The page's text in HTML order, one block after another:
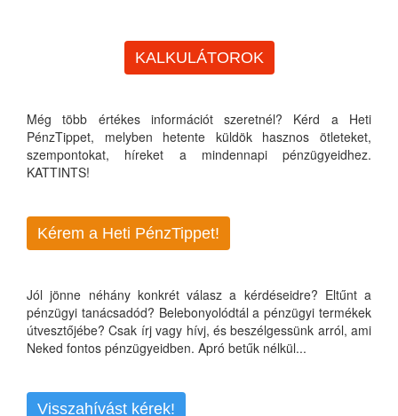
KALKULÁTOROK
Még több értékes információt szeretnél? Kérd a Heti
PénzTippet, melyben hetente küldök hasznos ötleteket,
szempontokat, híreket a mindennapi pénzügyeidhez.
KATTINTS!
Kérem a Heti PénzTippet!
Jól jönne néhány konkrét válasz a kérdéseidre? Eltűnt a
pénzügyi tanácsadód? Belebonyolódtál a pénzügyi termékek
útvesztőjébe? Csak írj vagy hívj, és beszélgessünk arról, ami
Neked fontos pénzügyeidben. Apró betűk nélkül...
Visszahívást kérek!